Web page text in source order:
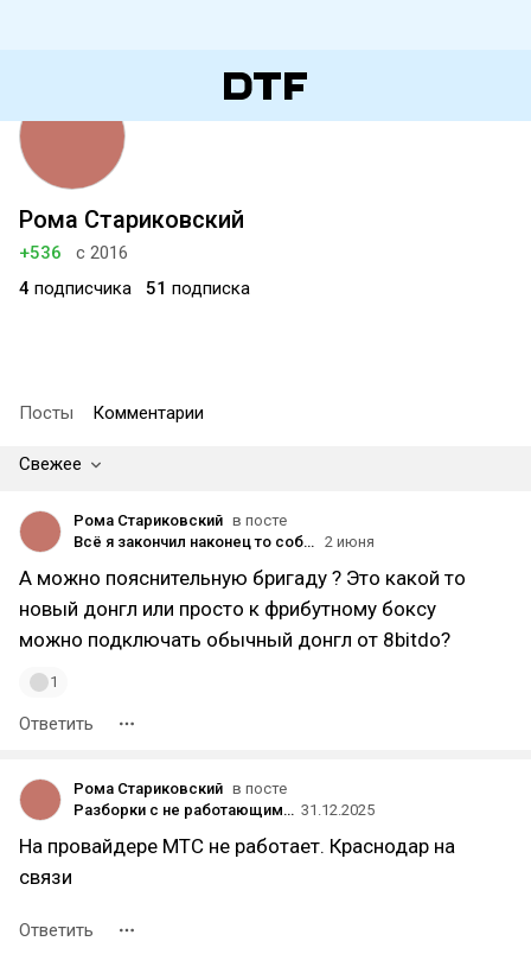
Рома Стариковский
+536
с 2016
4 подписчика 51 подписка
Посты Комментарии
Свежее
Рома Стариковский в посте
Всё я закончил наконец то собирать свой xbox мечты с эмулятором, топовыми играми и нормальным геймпадом ( жду достувку донгла из китая ) 2 июня
А можно пояснительную бригаду ? Это какой то
новый донгл или просто к фрибутному боксу
можно подключать обычный донгл от 8bitdo?
1
Ответить
Рома Стариковский в посте
Разборки с не работающим на свич2 Ешопом. Финал и решение 31.12.2025
На провайдере МТС не работает. Краснодар на
связи
Ответить